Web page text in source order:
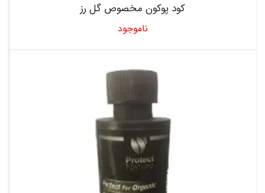
کود پوکون مخصوص گل رز
ناموجود